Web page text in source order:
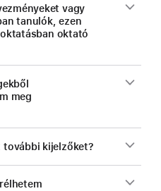
vagy
tanulók, ezen
oktató
meg
további kijelzőket?